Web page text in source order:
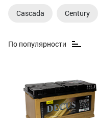
Cascada Century
По популярности